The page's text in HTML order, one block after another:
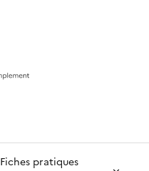
Fiches pratiques